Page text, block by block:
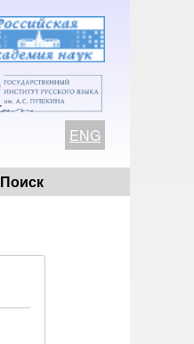
ENG
Поиск